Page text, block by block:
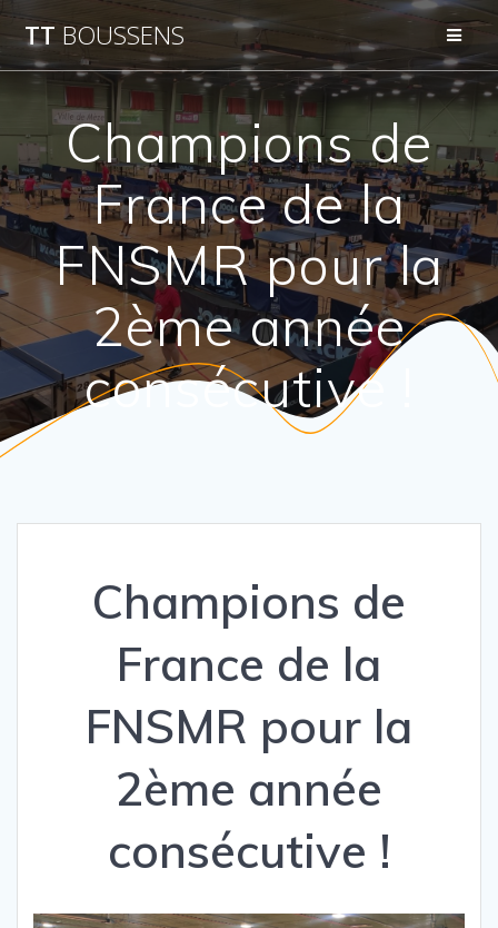
au
contenu
TTBOUSSENS
Champions de
France de la
FNSMR pour la
2ème année
consécutive !
Champions de
France de la
FNSMR pour la
2ème année
consécutive !